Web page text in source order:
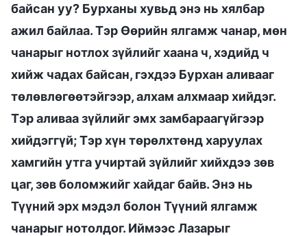
байсан уу? Бурханы хувьд энэ нь хялбар
ажил байлаа. Тэр Өөрийн ялгамж чанар, мөн
чанарыг нотлох зүйлийг хаана ч, хэдийд ч
хийж чадах байсан, гэхдээ Бурхан аливааг
төлөвлөгөөтэйгээр, алхам алхмаар хийдэг.
Тэр аливаа зүйлийг эмх замбараагүйгээр
хийдэггүй; Тэр хүн төрөлхтөнд харуулах
хамгийн утга учиртай зүйлийг хийхдээ зөв
цаг, зөв боломжийг хайдаг байв. Энэ нь
Түүний эрх мэдэл болон Түүний ялгамж
чанарыг нотолдог. Иймээс Лазарыг